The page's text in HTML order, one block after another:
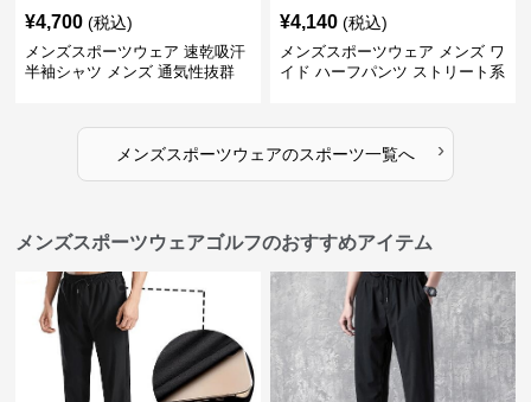
¥4,700 (税込)
メンズスポーツウェア 速乾吸汗
半袖シャツ メンズ 通気性抜群
¥4,140 (税込)
メンズスポーツウェア メンズ ワ
イド ハーフパンツ ストリート系
メンズスポーツウェアのスポーツ一覧へ ›
メンズスポーツウェアゴルフのおすすめアイテム